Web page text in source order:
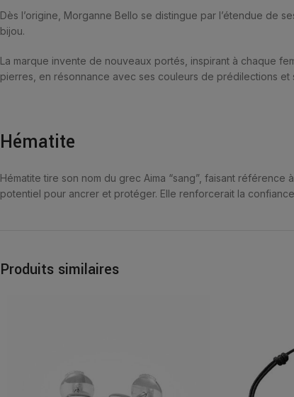
Dès l’origine, Morganne Bello se distingue par l’étendue de
bijou.
La marque invente de nouveaux portés, inspirant à chaque
pierres, en résonnance avec ses couleurs de prédilections et
Hématite
Hématite tire son nom du grec Aima “sang”, faisant
potentiel pour ancrer et protéger. Elle renforcerait la
Produits similaires